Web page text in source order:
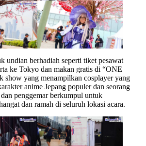
undian berhadiah seperti tiket pesawat
ke Tokyo dan makan gratis di “ONE
show yang menampilkan cosplayer yang
anime Jepang populer dan seorang
penggemar berkumpul untuk
dan ramah di seluruh lokasi acara.